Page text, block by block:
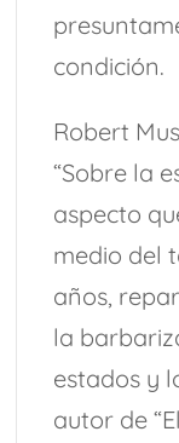
condición.
Robert
“Sobre la
aspecto
medio del
años,
la
estados y
autor de